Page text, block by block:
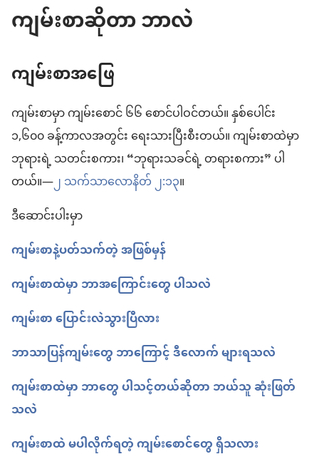
ကျမ်းစာဆိုတာ ဘာလဲ
ကျမ်းစာအဖြေ
ကျမ်းစာမှာ ကျမ်းစောင် ၆၆ စောင်ပါဝင်တယ်။ နှစ်ပေါင်း
၁,၆၀၀ ခန့်ကာလအတွင်း ရေးသားပြီးစီးတယ်။ ကျမ်းစာထဲမှာ
ဘုရားရဲ့ သတင်းစကား၊ “ဘုရားသခင်ရဲ့ တရားစကား” ပါ
တယ်။—၂ သက်သာလောနိတ် ၂:၁၃။
ဒီဆောင်းပါးမှာ
ကျမ်းစာနဲ့ပတ်သက်တဲ့ အဖြစ်မှန်
ကျမ်းစာထဲမှာ ဘာအကြောင်းတွေ ပါသလဲ
ကျမ်းစာ ပြောင်းလဲသွားပြီလား
ဘာသာပြန်ကျမ်းတွေ ဘာကြောင့် ဒီလောက် များရသလဲ
ကျမ်းစာထဲမှာ ဘာတွေ ပါသင့်တယ်ဆိုတာ ဘယ်သူ ဆုံးဖြတ်
သလဲ
ကျမ်းစာထဲ မပါလိုက်ရတဲ့ ကျမ်းစောင်တွေ ရှိသလား